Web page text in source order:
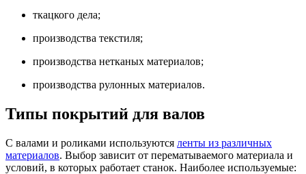
ткацкого дела;
производства текстиля;
производства нетканых материалов;
производства рулонных материалов.
Типы покрытий для валов
С валами и роликами используются ленты из различных
материалов. Выбор зависит от перематываемого материала и
условий, в которых работает станок. Наиболее используемые: